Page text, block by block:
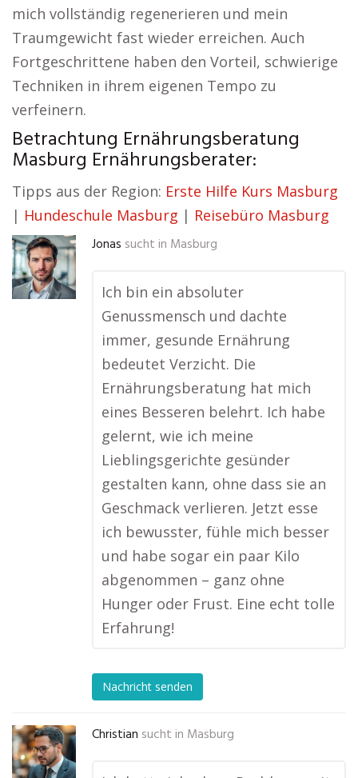
mich vollständig regenerieren und mein
Traumgewicht fast wieder erreichen. Auch
Fortgeschrittene haben den Vorteil, schwierige
Techniken in ihrem eigenen Tempo zu
verfeinern.
Betrachtung Ernährungsberatung
Masburg Ernährungsberater:
Tipps aus der Region: Erste Hilfe Kurs Masburg
| Hundeschule Masburg | Reisebüro Masburg
Jonas sucht in Masburg
Ich bin ein absoluter
Genussmensch und dachte
immer, gesunde Ernährung
bedeutet Verzicht. Die
Ernährungsberatung hat mich
eines Besseren belehrt. Ich habe
gelernt, wie ich meine
Lieblingsgerichte gesünder
gestalten kann, ohne dass sie an
Geschmack verlieren. Jetzt esse
ich bewusster, fühle mich besser
und habe sogar ein paar Kilo
abgenommen – ganz ohne
Hunger oder Frust. Eine echt tolle
Erfahrung!
Nachricht senden
Christian sucht in Masburg